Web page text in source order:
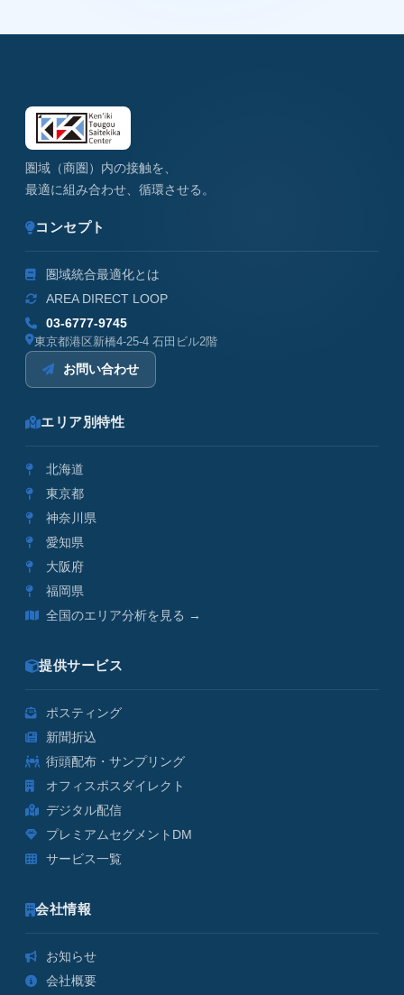
圏域（商圏）内の接触を、
最適に組み合わせ、循環させる。
コンセプト
圏域統合最適化とは
AREA DIRECT LOOP
03-6777-9745
東京都港区新橋4-25-4 石田ビル2階
お問い合わせ
エリア別特性
北海道
東京都
神奈川県
愛知県
大阪府
福岡県
全国のエリア分析を見る →
提供サービス
ポスティング
新聞折込
街頭配布・サンプリング
オフィスポスダイレクト
デジタル配信
プレミアムセグメントDM
サービス一覧
会社情報
お知らせ
会社概要